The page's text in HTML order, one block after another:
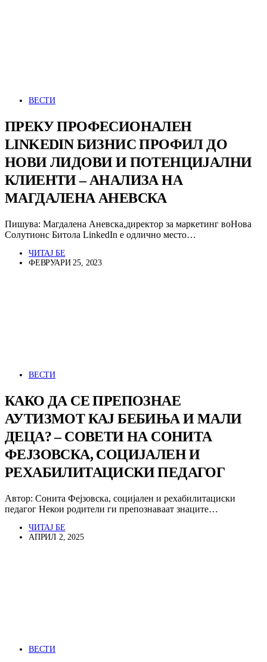
ВЕСТИ
ПРЕКУ ПРОФЕСИОНАЛЕН
LINKEDIN БИЗНИС ПРОФИЛ ДО
НОВИ ЛИДОВИ И ПОТЕНЦИЈАЛНИ
КЛИЕНТИ – АНАЛИЗА НА
МАГДАЛЕНА АНЕВСКА
Пишува: Магдалена Аневска,директор за маркетинг воНова
Солутионс Битола LinkedIn е одлично место…
ЧИТАЈ БЕ
ФЕВРУАРИ 25, 2023
ВЕСТИ
КАКО ДА СЕ ПРЕПОЗНАЕ
АУТИЗМОТ КАЈ БЕБИЊА И МАЛИ
ДЕЦА? – СОВЕТИ НА СОНИТА
ФЕЈЗОВСКА, СОЦИЈАЛЕН И
РЕХАБИЛИТАЦИСКИ ПЕДАГОГ
Автор: Сонита Фејзовска, социјален и рехабилитациски
педагог Некои родители ги препознаваат знаците…
ЧИТАЈ БЕ
АПРИЛ 2, 2025
ВЕСТИ